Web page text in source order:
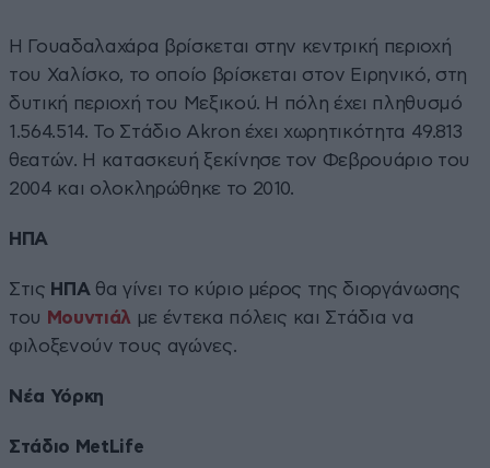
Η Γουαδαλαχάρα βρίσκεται στην κεντρική περιοχή
του Χαλίσκο, το οποίο βρίσκεται στον Ειρηνικό, στη
δυτική περιοχή του Μεξικού. Η πόλη έχει πληθυσμό
1.564.514. Το Στάδιο Akron έχει χωρητικότητα 49.813
θεατών. Η κατασκευή ξεκίνησε τον Φεβρουάριο του
2004 και ολοκληρώθηκε το 2010.
ΗΠΑ
Στις ΗΠΑ θα γίνει το κύριο μέρος της διοργάνωσης
του Μουντιάλ με έντεκα πόλεις και Στάδια να
φιλοξενούν τους αγώνες.
Νέα Υόρκη
Στάδιο MetLife